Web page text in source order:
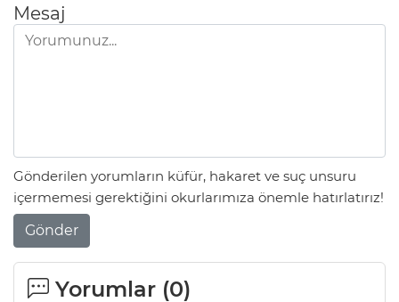
Mesaj
Gönderilen yorumların küfür, hakaret ve suç unsuru
içermemesi gerektiğini okurlarımıza önemle hatırlatırız!
Gönder
Yorumlar (0)